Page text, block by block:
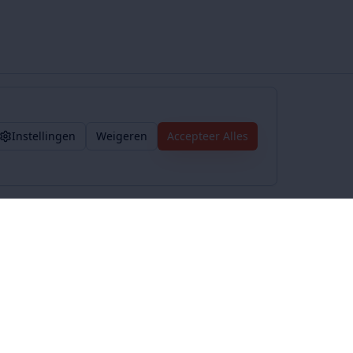
Instellingen Weigeren Accepteer Alles